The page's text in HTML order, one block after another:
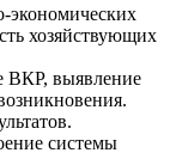
экономических
хозяйствующих
ВКР, выявление
системы